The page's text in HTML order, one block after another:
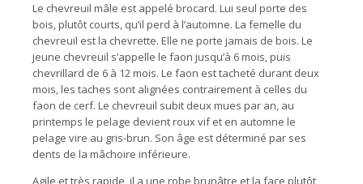
Le chevreuil mâle est appelé brocard. Lui seul porte des
bois, plutôt courts, qu’il perd à l’automne. La femelle du
chevreuil est la chevrette. Elle ne porte jamais de bois. Le
jeune chevreuil s’appelle le faon jusqu’à 6 mois, puis
chevrillard de 6 à 12 mois. Le faon est tacheté durant deux
mois, les taches sont alignées contrairement à celles du
faon de cerf. Le chevreuil subit deux mues par an, au
printemps le pelage devient roux vif et en automne le
pelage vire au gris-brun. Son âge est déterminé par ses
dents de la mâchoire inférieure.
Agile et très rapide, il a une robe brunâtre et la face plutôt